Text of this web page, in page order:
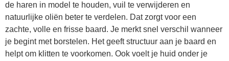
de haren in model te houden, vuil te verwijderen en
natuurlijke oliën beter te verdelen. Dat zorgt voor een
zachte, volle en frisse baard. Je merkt snel verschil wanneer
je begint met borstelen. Het geeft structuur aan je baard en
helpt om klitten te voorkomen. Ook voelt je huid onder je